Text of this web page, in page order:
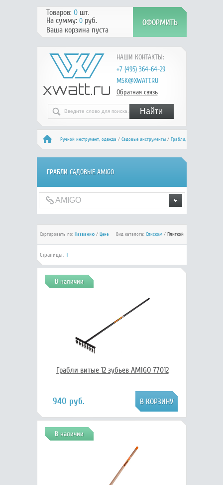
НАШИ КОНТАКТЫ:
+7 (495) 364-64-29
MSK@XWATT.RU
Обратная связь
Товаров: 0шт.
На сумму: 0руб.
Ваша корзина пуста
Ручной инcтрумент, одежда / Садовые инструменты/ Грабли,
вилы, метлы/Грабли садовые/ AMIGO
ГРАБЛИ САДОВЫЕ AMIGO
Сортировать по: Названию/ Цене Вид каталога: Списком/ Плиткой
Страницы: 1
В наличии
Грабли витые 12 зубьев AMIGO 77012
940 руб.
В наличии